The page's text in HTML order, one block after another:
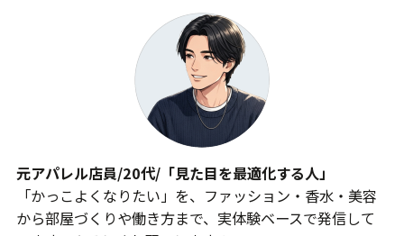
元アパレル店員/20代/「見た目を最適化する人」
「かっこよくなりたい」を、ファッション・香水・美容
から部屋づくりや働き方まで、実体験ベースで発信して